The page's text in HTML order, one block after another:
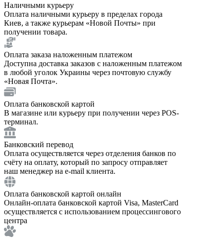
Наличными курьеру
Оплата наличными курьеру в пределах города
Киев, а также курьерам «Новой Почты» при
получении товара.
Оплата заказа наложенным платежом
Доступна доставка заказов с наложенным платежом
в любой уголок Украины через почтовую службу
«Новая Почта».
Оплата банковской картой
В магазине или курьеру при получении через POS-
терминал.
Банковский перевод
Оплата осуществляется через отделения банков по
счёту на оплату, который по запросу отправляет
наш менеджер на e-mail клиента.
Оплата банковской картой онлайн
Онлайн-оплата банковской картой Visa, MasterCard
осуществляется с использованием процессингового
центра